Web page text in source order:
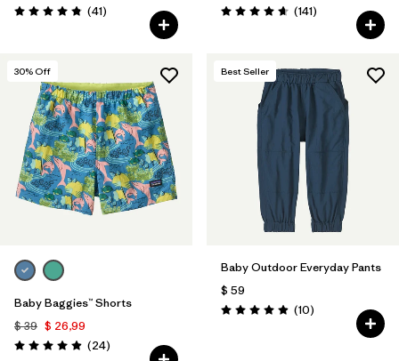
Valoración: 4.8 / 5
(41Comentarios
)
Valoración: 4.7 / 5
(141Comentarios
)
30% Off
Baby Baggies™ Shorts
$ 39 $ 26,99
Valoración: 4.9 / 5
(24Comentarios
)
Best Seller
Baby Outdoor Everyday Pants
$ 59
Valoración: 4.9 / 5
(10Comentarios
)